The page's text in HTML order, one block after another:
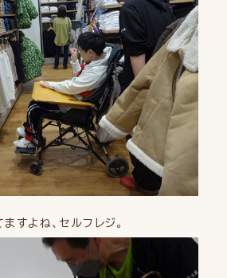
すよね、セルフレジ。